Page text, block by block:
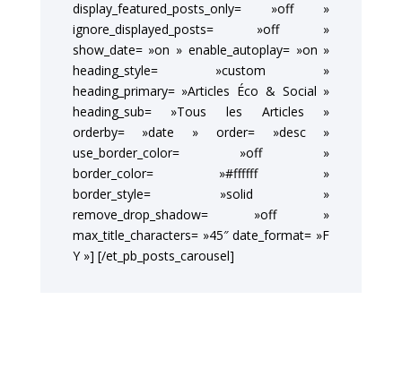
display_featured_posts_only= »off »
ignore_displayed_posts= »off »
show_date= »on » enable_autoplay= »on »
heading_style= »custom »
heading_primary= »Articles Éco & Social »
heading_sub= »Tous les Articles »
orderby= »date » order= »desc »
use_border_color= »off »
border_color= »#ffffff »
border_style= »solid »
remove_drop_shadow= »off »
max_title_characters= »45″ date_format= »F
Y »] [/et_pb_posts_carousel]